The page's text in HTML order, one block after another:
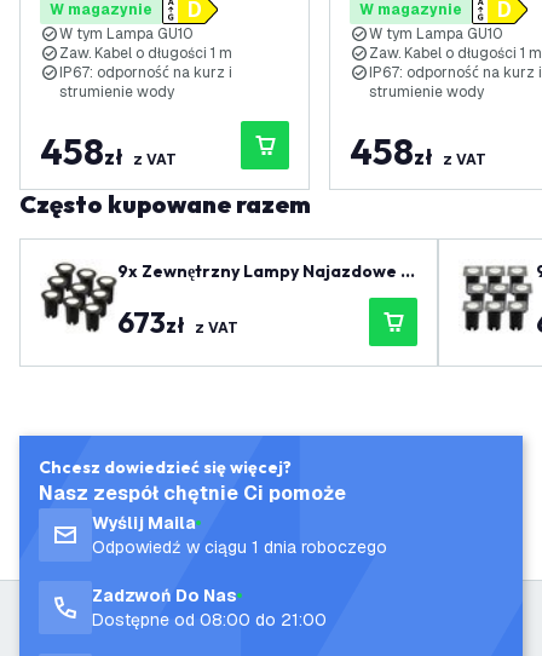
- 3W - 2700K - Kabel
zasilający 1 metr
W magazynie
W tym Lampa GU10
Zaw. Kabel o długości 1 m
IP67: odporność na kurz i
strumienie wody
458zł z VAT
- 3W - 6500K - Kabel
zasilający 1 metr
W magazynie
W tym Lampa GU10
Zaw. Kabel o długości 1 m
IP67: odporność na kurz i
strumienie wody
458zł z VAT
Często kupowane razem
9x Zewnętrzny Lampy Najazdowe L
ED - Kwadratowy - Czarny - IP67 -
3W - 4000K - Kabel zasilający 1 met
673zł z VAT
Chcesz dowiedzieć się więcej?
Nasz zespół chętnie Ci pomoże
Wyślij Maila
Odpowiedź w ciągu 1 dnia roboczego
Zadzwoń Do Nas
Dostępne od 08:00 do 21:00